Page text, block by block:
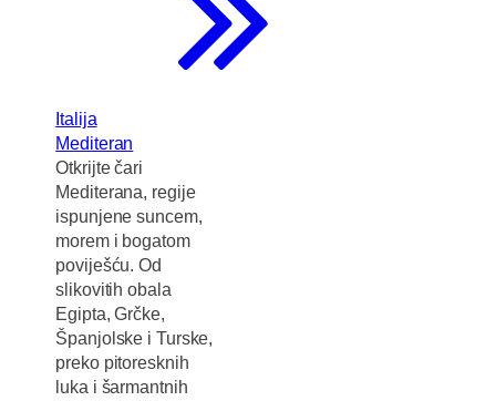
Italija
Mediteran
Otkrijte čari
Mediterana, regije
ispunjene suncem,
morem i bogatom
poviješću. Od
slikovitih obala
Egipta, Grčke,
Španjolske i Turske,
preko pitoresknih
luka i šarmantnih